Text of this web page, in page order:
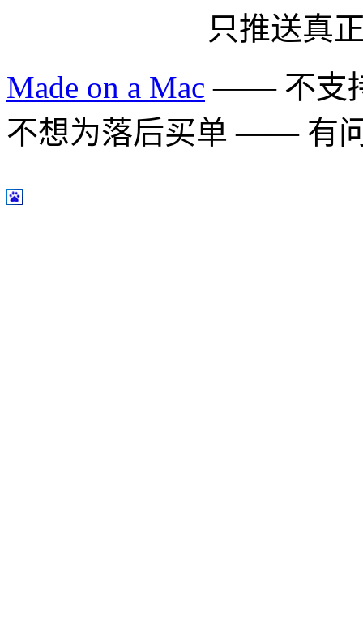
只推送真
Made on a Mac —— 不支
不想为落后买单 —— 有